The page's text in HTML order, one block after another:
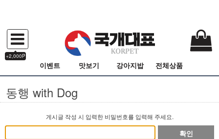
+2,000P
이벤트 맛보기 강아지밥 전체상품
동행 with Dog
게시글 작성 시 입력한 비밀번호를 입력해 주세요.
확인